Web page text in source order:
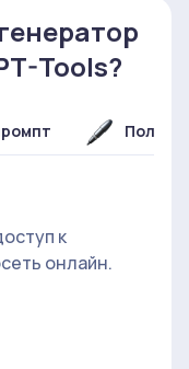
Tools?
к
онлайн.